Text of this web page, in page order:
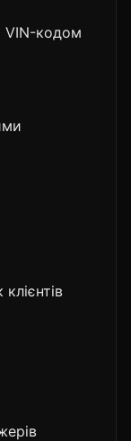
VIN-кодом